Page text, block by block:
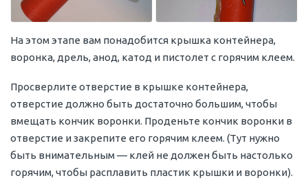
На этом этапе вам понадобится крышка контейнера,
воронка, дрель, анод, катод и пистолет с горячим клеем.
Просверлите отверстие в крышке контейнера,
отверстие должно быть достаточно большим, чтобы
вмещать кончик воронки. Проденьте кончик воронки в
отверстие и закрепите его горячим клеем. (Тут нужно
быть внимательным — клей не должен быть настолько
горячим, чтобы расплавить пластик крышки и воронки).